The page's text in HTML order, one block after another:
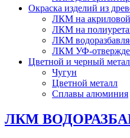
Окраска изделий из
ЛКМ на
ЛКМ на
ЛКМ
ЛКМ УФ-
Цветной и черный
Чугун
Цветной металл
Сплавы алюминия
ЛКМ